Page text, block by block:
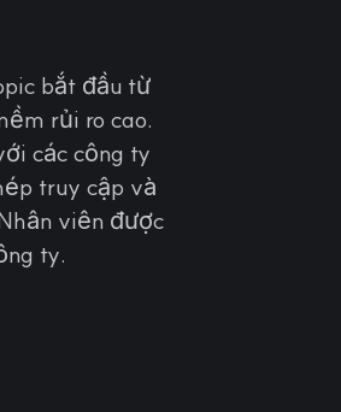
bắt đầu từ
rủi ro cao.
các công ty
truy cập và
viên được
ty.